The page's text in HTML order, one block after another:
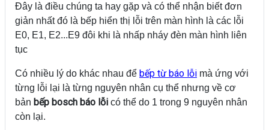
Đây là điều chúng ta hay gặp và có thể nhận biết đơn
giản nhất đó là bếp hiển thị lỗi trên màn hình là các lỗi
E0, E1, E2...E9 đôi khi là nhấp nháy đèn màn hình liên
tục
Có nhiều lý do khác nhau để bếp từ báo lỗi mà ứng với
từng lỗi lại là từng nguyên nhân cụ thể nhưng về cơ
bản bếp bosch báo lỗi có thể do 1 trong 9 nguyên nhân
còn lại.